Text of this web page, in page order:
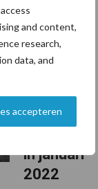
and content,
research,
data, and
accepteren
Euro
extra
melkprij
zen Eko-
in januari
2022